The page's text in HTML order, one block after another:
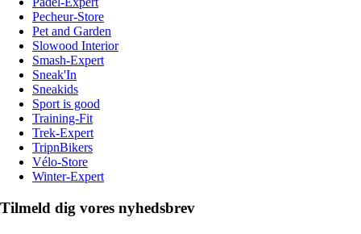
Pecheur-Store
Pet and Garden
Slowood Interior
Smash-Expert
Sneak'In
Sneakids
Sport is good
Training-Fit
Trek-Expert
TripnBikers
Vélo-Store
Winter-Expert
Tilmeld dig vores nyhedsbrev